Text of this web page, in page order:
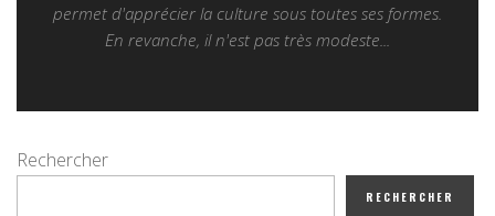
permet d'apprécier la culture sous toutes ses formes.
En revanche, il n'est pas très modeste...
Rechercher
RECHERCHER